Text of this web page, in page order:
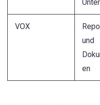
VOX
und
en